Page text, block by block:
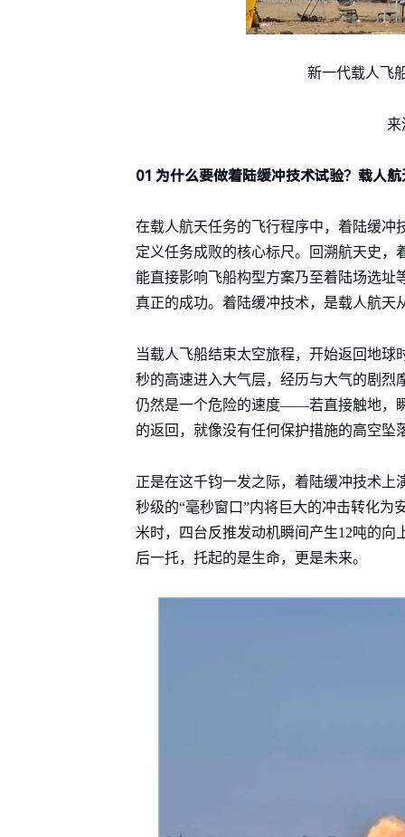
新一代载人飞
来
01 为什么要做着陆缓冲技术试验？载人
在载人航天任务的飞行程序中，着陆缓冲
定义任务成败的核心标尺。回溯航天史
能直接影响飞船构型方案乃至着陆场选
真正的成功。着陆缓冲技术，是载人航天
当载人飞船结束太空旅程，开始返回地
秒的高速进入大气层，经历与大气的剧烈
仍然是一个危险的速度——若直接触地，
的返回，就像没有任何保护措施的高空坠
正是在这千钧一发之际，着陆缓冲技术上
秒级的“毫秒窗口”内将巨大的冲击转化为
米时，四台反推发动机瞬间产生12吨的
后一托，托起的是生命，更是未来。